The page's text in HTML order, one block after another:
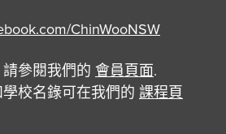
ChinWooNSW
參閱我們的 會員頁面.
校名錄可在我們的 課程頁